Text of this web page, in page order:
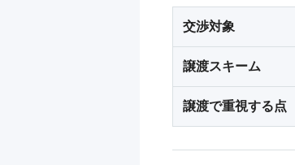
交渉対象
譲渡スキーム
譲渡で重視する点